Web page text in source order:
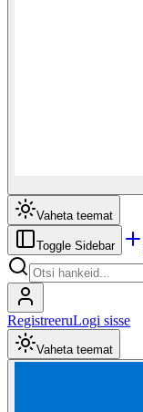
Vaheta teemat
Toggle Sidebar
RegistreeruLogi sisse
Vaheta teemat